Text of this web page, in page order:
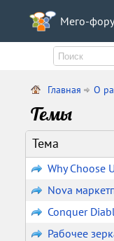
Мего-
Главная О
Темы
Тема
Why Choose
Nova
Conquer
Рабочее